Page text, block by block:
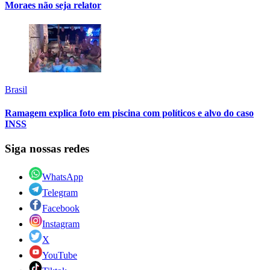
Moraes não seja relator
Brasil
Ramagem explica foto em piscina com políticos e alvo do caso
INSS
Siga nossas redes
WhatsApp
Telegram
Facebook
Instagram
X
YouTube